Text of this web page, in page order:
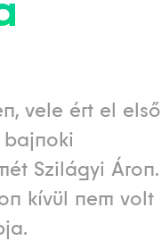
vele ért el első
Szilágyi Áron.
kívül nem volt